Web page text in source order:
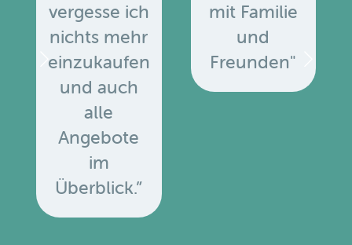
vergesse ich
nichts mehr
einzukaufen
und auch
alle
Angebote
im
Überblick.”
mit Familie
und
Freunden"